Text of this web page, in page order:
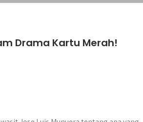
Drama Kartu Merah!